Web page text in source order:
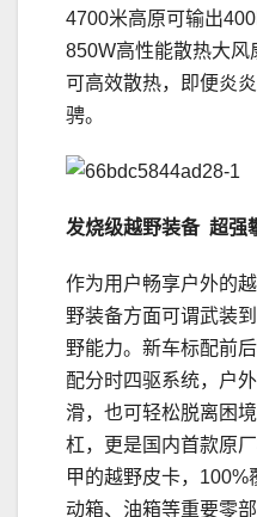
4700米高原可输出
850W高性能散热大风
可高效散热，即便炎
骋。
发烧级越野装备 超强
作为用户畅享户外的
野装备方面可谓武装
野能力。新车标配前
配分时四驱系统，户
滑，也可轻松脱离困
杠，更是国内首款原
甲的越野皮卡，100%
动箱、油箱等重要零